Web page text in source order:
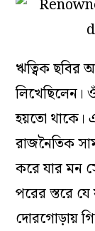
ঋত্বিক ছবির
লিখেছিলেন।
হয়তো থাকে।
রাজনৈতিক
করে যার মন
পরের স্তরে
দোরগোড়ায়